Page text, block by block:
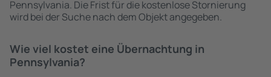
Pennsylvania. Die Frist für die kostenlose Stornierung
wird bei der Suche nach dem Objekt angegeben.
Wie viel kostet eine Übernachtung in
Pennsylvania?